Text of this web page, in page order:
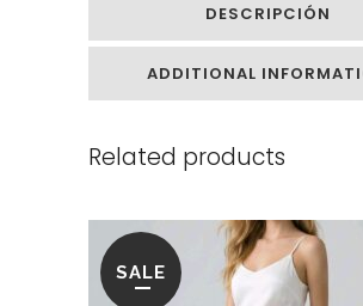
DESCRIPCIÓN
ADDITIONAL
Related products
SALE